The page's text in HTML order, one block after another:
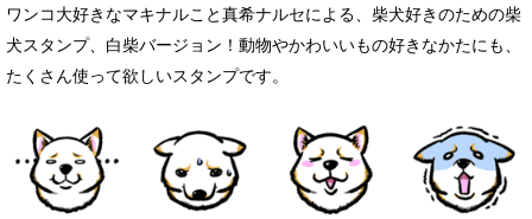
ワンコ大好きなマキナルこと真希ナルセによる、柴犬好きのための柴
犬スタンプ、白柴バージョン！動物やかわいいもの好きなかたにも、
たくさん使って欲しいスタンプです。